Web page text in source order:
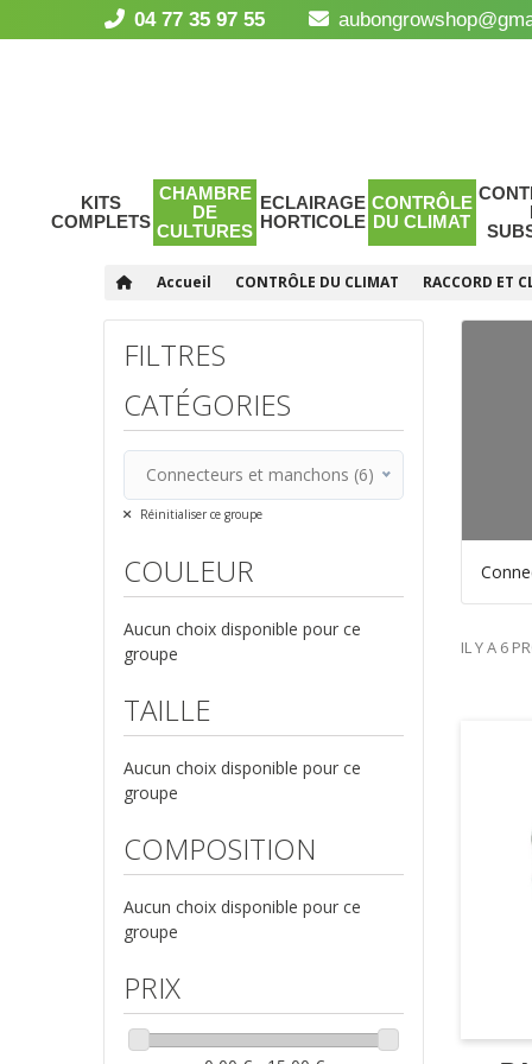
04 77 35 97 55
KITS
COMPLETS
CHAMBRE
DE
CULTURES
ECLAIRAGE
HORTICOLE
CONTRÔLE
DU CLIMAT
Accueil CONTRÔLE DU CLIMAT RACCORD ET
FILTRES
CATÉGORIES
Connecteurs et manchons (6)
Tous
Connecteurs et manchons (6)
Réinitialiser ce groupe
COULEUR
Aucun choix disponible pour ce
groupe
TAILLE
Aucun choix disponible pour ce
groupe
COMPOSITION
Aucun choix disponible pour ce
groupe
PRIX
IL Y A 6